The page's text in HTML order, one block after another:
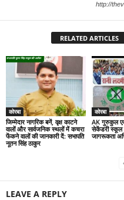
http://
RELATED ARTICLES
कोरबा
जिम्मेदार नागरिक बनें, वृक्ष काटने
वालों और सार्वजनिक स्थलों में कचरा
फेंकने वालों की जानकारी दें: सभापति
नूतन सिंह ठाकुर
कोरबा
AK गुरुकुल एवं
सेकेंडरी स्कूल
जागरूकता
LEAVE A REPLY